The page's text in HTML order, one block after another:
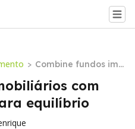
> Combine fundos imo
biliários com outros
produtos para equilí
brio
com
equilíbrio